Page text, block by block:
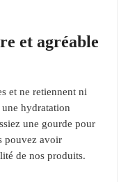
et agréable
et ne retiennent ni
hydratation
une gourde pour
pouvez avoir
de nos produits.